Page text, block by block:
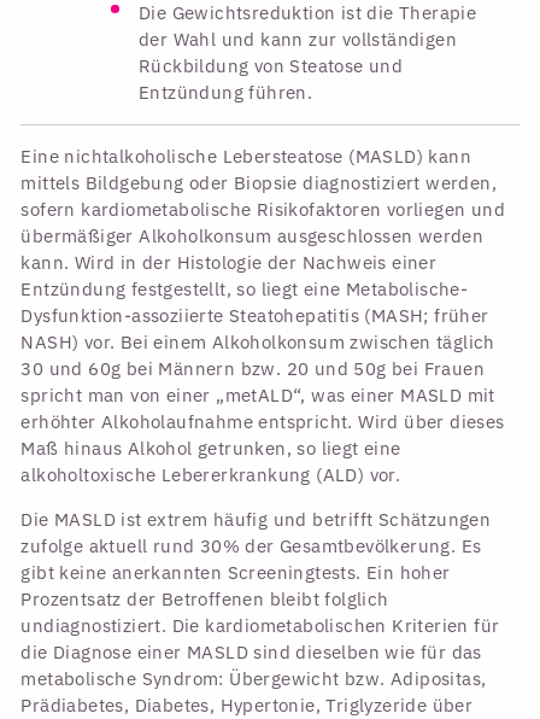
Die Gewichtsreduktion ist die Therapie
der Wahl und kann zur vollständigen
Rückbildung von Steatose und
Entzündung führen.
Eine nichtalkoholische Lebersteatose (MASLD) kann
mittels Bildgebung oder Biopsie diagnostiziert werden,
sofern kardiometabolische Risikofaktoren vorliegen und
übermäßiger Alkoholkonsum ausgeschlossen werden
kann. Wird in der Histologie der Nachweis einer
Entzündung festgestellt, so liegt eine Metabolische-
Dysfunktion-assoziierte Steatohepatitis (MASH; früher
NASH) vor. Bei einem Alkoholkonsum zwischen täglich
30 und 60g bei Männern bzw. 20 und 50g bei Frauen
spricht man von einer „metALD“, was einer MASLD mit
erhöhter Alkoholaufnahme entspricht. Wird über dieses
Maß hinaus Alkohol getrunken, so liegt eine
alkoholtoxische Lebererkrankung (ALD) vor.
Die MASLD ist extrem häufig und betrifft Schätzungen
zufolge aktuell rund 30% der Gesamtbevölkerung. Es
gibt keine anerkannten Screeningtests. Ein hoher
Prozentsatz der Betroffenen bleibt folglich
undiagnostiziert. Die kardiometabolischen Kriterien für
die Diagnose einer MASLD sind dieselben wie für das
metabolische Syndrom: Übergewicht bzw. Adipositas,
Prädiabetes, Diabetes, Hypertonie, Triglyzeride über